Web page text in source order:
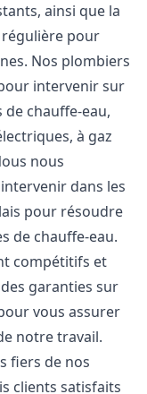
ainsi que la
pour
Nos plombiers
intervenir sur
de chauffe-eau,
à gaz
nous
dans les
pour résoudre
de chauffe-eau.
compétitifs et
garanties sur
vous assurer
notre travail.
fiers de nos
clients satisfaits